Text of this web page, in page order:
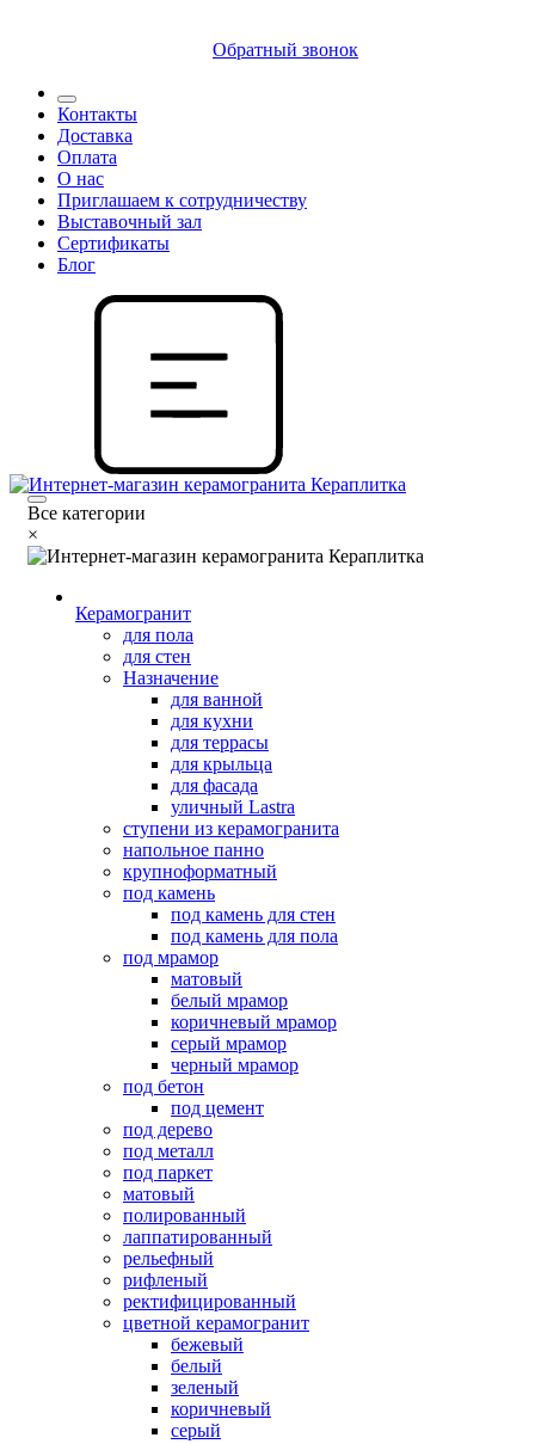
Обратный звонок
Контакты
Доставка
Оплата
О нас
Приглашаем к сотрудничеству
Выставочный зал
Сертификаты
Блог
Все категории
×
Керамогранит
для пола
для стен
Назначение
для ванной
для кухни
для террасы
для крыльца
для фасада
уличный Lastra
ступени из керамогранита
напольное панно
крупноформатный
под камень
под камень для стен
под камень для пола
под мрамор
матовый
белый мрамор
коричневый мрамор
серый мрамор
черный мрамор
под бетон
под цемент
под дерево
под металл
под паркет
матовый
полированный
лаппатированный
рельефный
рифленый
ректифицированный
цветной керамогранит
бежевый
белый
зеленый
коричневый
серый